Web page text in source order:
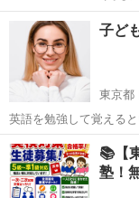
子ど
東京都
英語を勉強して覚える
を大切にしたい。 そんな想いから生まれた英会話レッスンです。 ネイ
ティブ講師との会話や
て、 たく...
東京 新宿区 四
📚【
塾！